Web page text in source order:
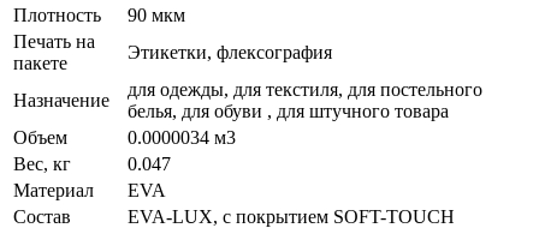
Плотность
90 мкм
Печать на
пакете
Этикетки, флексография
Назначение
для одежды, для текстиля, для постельного
белья, для обуви , для штучного товара
Объем
0.0000034 м3
Вес, кг
0.047
Материал
EVA
Состав
EVA-LUX, с покрытием SOFT-TOUCH